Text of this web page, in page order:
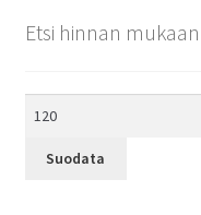
Etsi hinnan mukaan
Suodata